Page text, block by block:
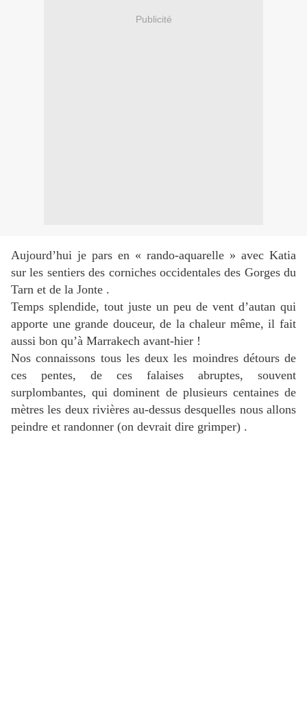
Publicité
Aujourd’hui je pars en « rando-aquarelle » avec Katia
sur les sentiers des corniches occidentales des Gorges du
Tarn et de la Jonte .
Temps splendide, tout juste un peu de vent d’autan qui
apporte une grande douceur, de la chaleur même, il fait
aussi bon qu’à Marrakech avant-hier !
Nos connaissons tous les deux les moindres détours de
ces pentes, de ces falaises abruptes, souvent
surplombantes, qui dominent de plusieurs centaines de
mètres les deux rivières au-dessus desquelles nous allons
peindre et randonner (on devrait dire grimper) .